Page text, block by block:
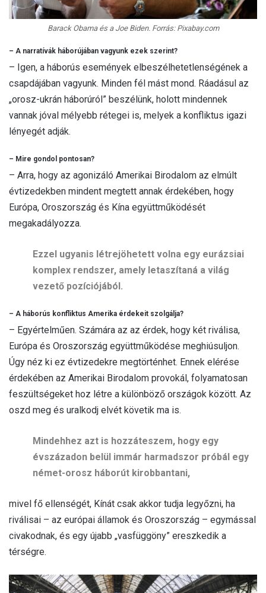
Barack Obama és a Joe Biden. Forrás: Pixabay.com
– A narratívák háborújában vagyunk ezek szerint?
– Igen, a háborús események elbeszélhetetlenségének a
csapdájában vagyunk. Minden fél mást mond. Ráadásul az
„orosz-ukrán háborúról” beszélünk, holott mindennek
vannak jóval mélyebb rétegei is, melyek a konfliktus igazi
lényegét adják.
– Mire gondol pontosan?
– Arra, hogy az agonizáló Amerikai Birodalom az elmúlt
évtizedekben mindent megtett annak érdekében, hogy
Európa, Oroszország és Kína együttműködését
megakadályozza.
Ezzel ugyanis létrejöhetett volna egy eurázsiai
komplex rendszer, amely letaszítaná a világ
vezető pozíciójából.
– A háborús konfliktus Amerika érdekeit szolgálja?
– Egyértelműen. Számára az az érdek, hogy két riválisa,
Európa és Oroszország együttműködése meghiúsuljon.
Úgy néz ki ez évtizedekre megtörténhet. Ennek elérése
érdekében az Amerikai Birodalom provokál, folyamatosan
feszültségeket hoz létre a különböző országok között. Az
oszd meg és uralkodj elvét követik ma is.
Mindehhez azt is hozzáteszem, hogy egy
évszázadon belül immár harmadszor próbál egy
német-orosz háborút kirobbantani,
mivel fő ellenségét, Kínát csak akkor tudja legyőzni, ha
riválisai – az európai államok és Oroszország – egymással
civakodnak, és egy újabb „vasfüggöny” ereszkedik a
térségre.